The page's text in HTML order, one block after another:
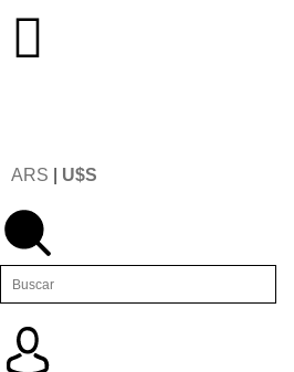
ARS U$S